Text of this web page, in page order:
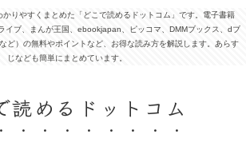
かりやすくまとめた「どこで読めるドットコム」です。電子書籍
イブ、まんが王国、ebookjapan、ピッコマ、DMMブックス、dブ
ど）の無料やポイントなど、お得な読み方を解説します。あらす
じなども簡単にまとめています。
読めるドットコム